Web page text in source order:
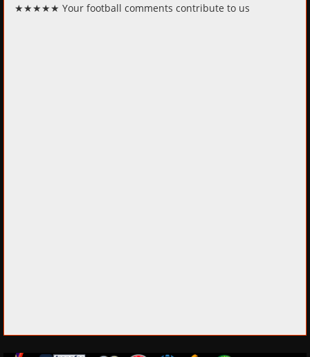
★★★★★ Your football comments contribute to us